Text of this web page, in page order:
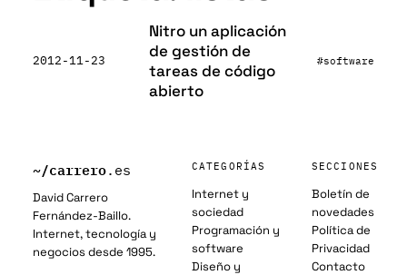
2012-11-23
Nitro un aplicación
de gestión de
tareas de código
abierto
#software
~/carrero.es
David Carrero
Fernández-Baillo.
Internet, tecnología y
negocios desde 1995.
CATEGORÍAS
Internet y
sociedad
Programación y
software
Diseño y
SECCIONES
Boletín de
novedades
Política de
Privacidad
Contacto